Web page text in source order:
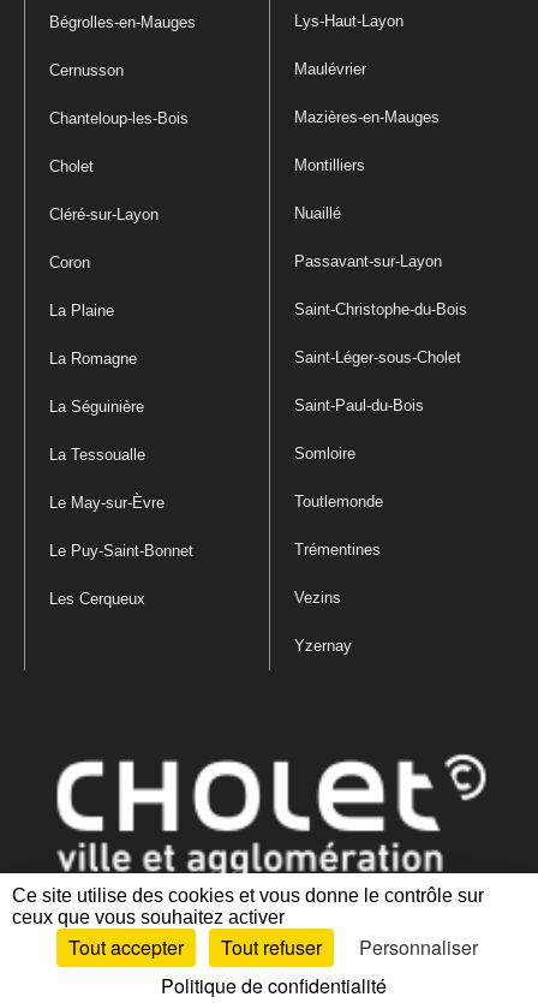
Ce site utilise des cookies et vous donne le contrôle sur
ceux que vous souhaitez activer
Tout accepter Tout refuser
Personnaliser
Politique de confidentialité
Bégrolles-en-Mauges
Cernusson
Chanteloup-les-Bois
Cholet
Cléré-sur-Layon
Coron
La Plaine
La Romagne
La Séguinière
La Tessoualle
Le May-sur-Èvre
Le Puy-Saint-Bonnet
Les Cerqueux
Lys-Haut-Layon
Maulévrier
Mazières-en-Mauges
Montilliers
Nuaillé
Passavant-sur-Layon
Saint-Christophe-du-Bois
Saint-Léger-sous-Cholet
Saint-Paul-du-Bois
Somloire
Toutlemonde
Trémentines
Vezins
Yzernay
Mentions légales|Politique de confidentialité
des cookies |Plan du site Accessibilité : partiellement conforme